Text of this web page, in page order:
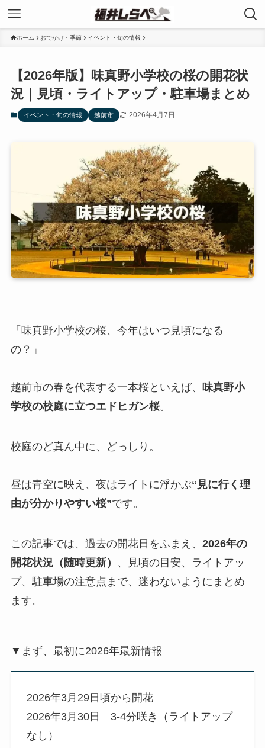
ホーム おでかけ・季節 イベント・旬の情報
【2026年版】味真野小学校の桜の開花状
況｜見頃・ライトアップ・駐車場まとめ
イベント・旬の情報 越前市 2026年4月7日
「味真野小学校の桜、今年はいつ見頃になる
の？」
越前市の春を代表する一本桜といえば、 味真野小
学校の校庭に立つエドヒガン桜。
校庭のど真ん中に、どっしり。
昼は青空に映え、夜はライトに浮かぶ“見に行く理
由が分かりやすい桜”です。
この記事では、過去の開花日をふまえ、 2026年の
開花状況（随時更新）
、見頃の目安、ライトアッ
プ、駐車場の注意点まで、迷わないようにまとめ
ます。
▼まず、最初に2026年最新情報
2026年3月29日頃から開花
2026年3月30日 3-4分咲き（ライトアップ
なし）